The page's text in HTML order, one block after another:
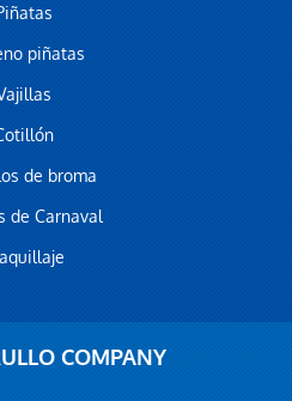
piñatas
de broma
de Carnaval
COMPANY